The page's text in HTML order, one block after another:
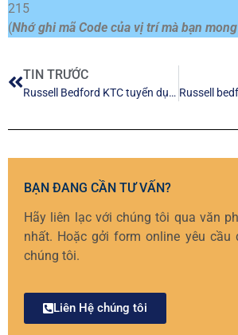
215
(Nhớ ghi mã Code của vị trí mà bạn
TIN TRƯỚC
Russell Bedford KTC tuyển dụng kế toán viên và chuyên viên kế toán cao cấp
BẠN ĐANG CẦN TƯ VẤN?
Hãy liên lạc với chúng tôi qua văn
nhất. Hoặc gởi form online yêu
chúng tôi.
Liên Hệ chúng tôi